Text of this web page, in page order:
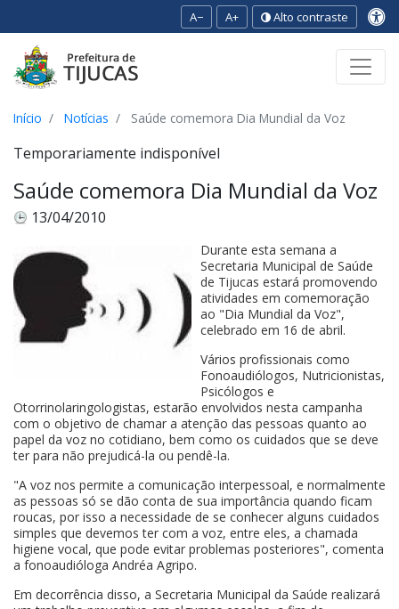
A− A+ Alto contraste
Início Notícias Saúde comemora Dia Mundial da Voz
Temporariamente indisponível
Saúde comemora Dia Mundial da Voz
13/04/2010
Durante esta semana a
Secretaria Municipal de Saúde
de Tijucas estará promovendo
atividades em comemoração
ao "Dia Mundial da Voz",
celebrado em 16 de abril.
Vários profissionais como
Fonoaudiólogos, Nutricionistas,
Psicólogos e
Otorrinolaringologistas, estarão envolvidos nesta campanha
com o objetivo de chamar a atenção das pessoas quanto ao
papel da voz no cotidiano, bem como os cuidados que se deve
ter para não prejudicá-la ou pendê-la.
"A voz nos permite a comunicação interpessoal, e normalmente
as pessoas só se dão conta de sua importância quando ficam
roucas, por isso a necessidade de se conhecer alguns cuidados
simples que devemos ter com a voz, entre eles, a chamada
higiene vocal, que pode evitar problemas posteriores", comenta
a fonoaudióloga Andréa Agripo.
Em decorrência disso, a Secretaria Municipal da Saúde realizará